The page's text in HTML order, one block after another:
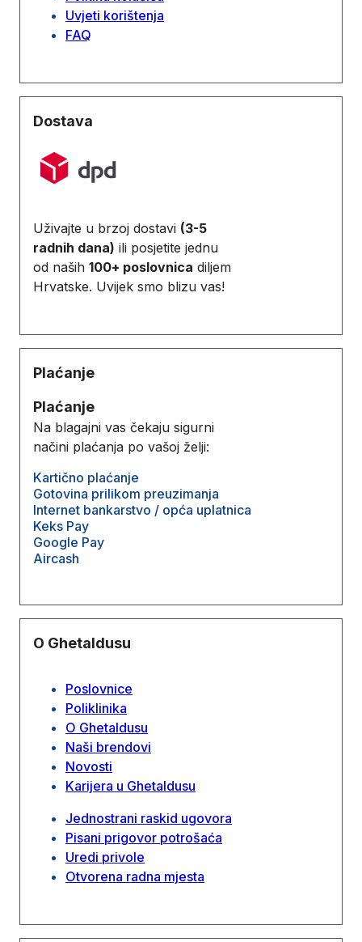
Uvjeti korištenja
FAQ
Dostava
Uživajte u brzoj dostavi (3-5
radnih dana) ili posjetite jednu
od naših 100+ poslovnica diljem
Hrvatske. Uvijek smo blizu vas!
Plaćanje
Plaćanje
Na blagajni vas čekaju sigurni
načini plaćanja po vašoj želji:
Kartično plaćanje
Gotovina prilikom preuzimanja
Internet bankarstvo / opća uplatnica
Keks Pay
Google Pay
Aircash
O Ghetaldusu
Poslovnice
Poliklinika
O Ghetaldusu
Naši brendovi
Novosti
Karijera u Ghetaldusu
Jednostrani raskid ugovora
Pisani prigovor potrošaća
Uredi privole
Otvorena radna mjesta